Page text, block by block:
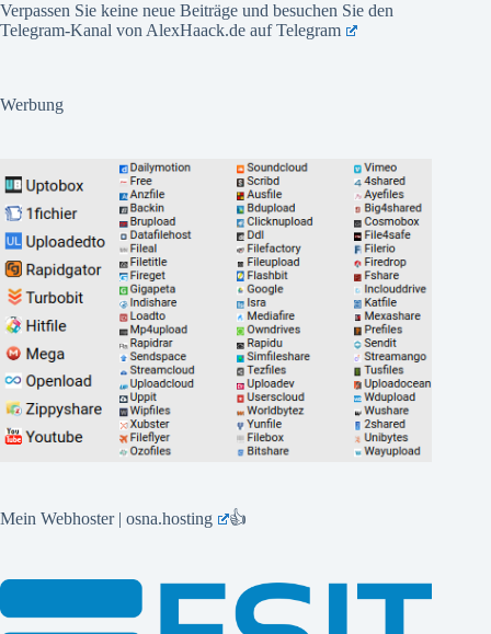
Verpassen Sie keine neue Beiträge und besuchen Sie den
Telegram-Kanal von AlexHaack.de aufTelegram
Werbung
Mein Webhoster | osna.hosting 👍